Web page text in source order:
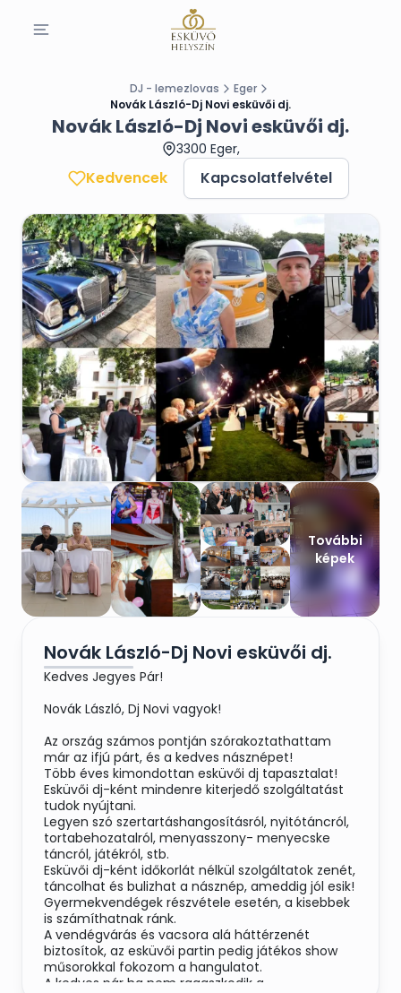
DJ - lemezlovas
Eger
Novák László-Dj Novi esküvői dj.
Novák László-Dj Novi esküvői dj.
3300 Eger,
Kedvencek Kapcsolatfelvétel
További
képek
Novák László-Dj Novi esküvői dj.
Kedves Jegyes Pár!
Novák László, Dj Novi vagyok!
Az ország számos pontján szórakoztathattam
már az ifjú párt, és a kedves násznépet!
Több éves kimondottan esküvői dj tapasztalat!
Esküvői dj-ként mindenre kiterjedő szolgáltatást
tudok nyújtani.
Legyen szó szertartáshangosításról, nyitótáncról,
tortabehozatalról, menyasszony- menyecske
táncról, játékról, stb.
Esküvői dj-ként időkorlát nélkül szolgáltatok zenét,
táncolhat és bulizhat a násznép, ameddig jól esik!
Gyermekvendégek részvétele esetén, a kisebbek
is számíthatnak ránk.
A vendégvárás és vacsora alá háttérzenét
biztosítok, az esküvői partin pedig játékos show
műsorokkal fokozom a hangulatot.
A kedves pár ha nem ragaszkodik a